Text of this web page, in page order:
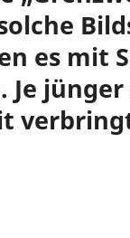
es mit